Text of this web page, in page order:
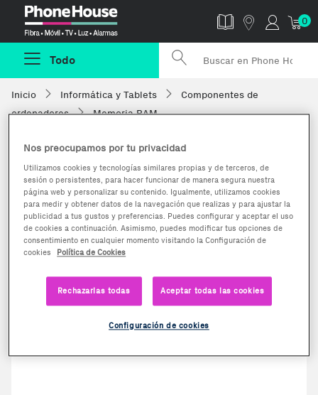
0
Todo
Inicio Informática y Tablets
Componentes de
ordenadores
Memoria RAM
Nos preocupamos por tu privacidad
Utilizamos cookies y tecnologías similares propias y de terceros, de
sesión o persistentes, para hacer funcionar de manera segura nuestra
página web y personalizar su contenido. Igualmente, utilizamos cookies
para medir y obtener datos de la navegación que realizas y para ajustar la
publicidad a tus gustos y preferencias. Puedes configurar y aceptar el uso
de cookies a continuación. Asimismo, puedes modificar tus opciones de
consentimiento en cualquier momento visitando la Configuración de
cookies
Política de Cookies
Rechazarlas todas Aceptar todas las cookies
Configuración de cookies